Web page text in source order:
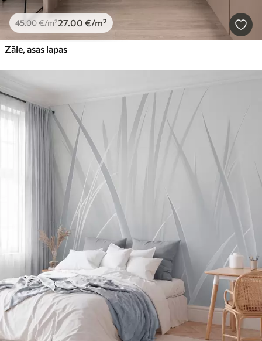
45.00€/m²27 .00 €/m²
Zāle, asas lapas